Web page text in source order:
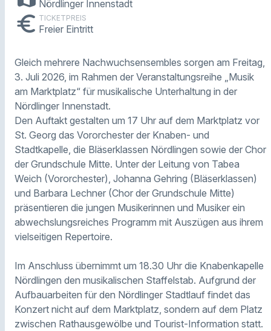
Nördlinger Innenstadt
euro TICKETPREIS
Freier Eintritt
Gleich mehrere Nachwuchsensembles sorgen am Freitag,
3. Juli 2026, im Rahmen der Veranstaltungsreihe „Musik
am Marktplatz“ für musikalische Unterhaltung in der
Nördlinger Innenstadt.
Den Auftakt gestalten um 17 Uhr auf dem Marktplatz vor
St. Georg das Vororchester der Knaben- und
Stadtkapelle, die Bläserklassen Nördlingen sowie der Chor
der Grundschule Mitte. Unter der Leitung von Tabea
Weich (Vororchester), Johanna Gehring (Bläserklassen)
und Barbara Lechner (Chor der Grundschule Mitte)
präsentieren die jungen Musikerinnen und Musiker ein
abwechslungsreiches Programm mit Auszügen aus ihrem
vielseitigen Repertoire.
Im Anschluss übernimmt um 18.30 Uhr die Knabenkapelle
Nördlingen den musikalischen Staffelstab. Aufgrund der
Aufbauarbeiten für den Nördlinger Stadtlauf findet das
Konzert nicht auf dem Marktplatz, sondern auf dem Platz
zwischen Rathausgewölbe und Tourist-Information statt.